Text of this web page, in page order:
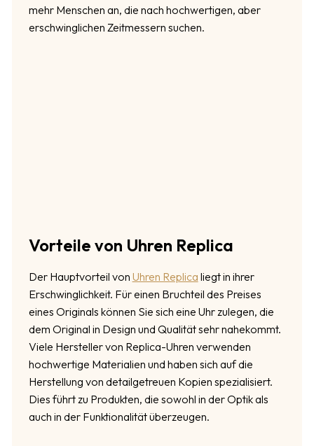
mehr Menschen an, die nach hochwertigen, aber
erschwinglichen Zeitmessern suchen.
Vorteile von Uhren Replica
Der Hauptvorteil von Uhren Replica liegt in ihrer
Erschwinglichkeit. Für einen Bruchteil des Preises
eines Originals können Sie sich eine Uhr zulegen, die
dem Original in Design und Qualität sehr nahekommt.
Viele Hersteller von Replica-Uhren verwenden
hochwertige Materialien und haben sich auf die
Herstellung von detailgetreuen Kopien spezialisiert.
Dies führt zu Produkten, die sowohl in der Optik als
auch in der Funktionalität überzeugen.